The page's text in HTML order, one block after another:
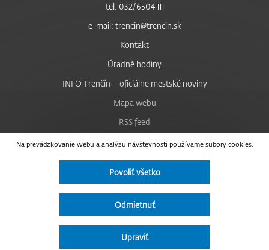
Na prevádzkovanie webu a analýzu návštevnosti používame súbory cookies.
Povoliť všetko
Odmietnuť
Upraviť
tel: 032/6504 111
e-mail: trencin@trencin.sk
Kontakt
Úradné hodiny
INFO Trenčín – oficiálne mestské noviny
Mapa webu
RSS feed
Nastavenie cookies
Facebook
Instagram
Vyhlásenie o prístupnosti